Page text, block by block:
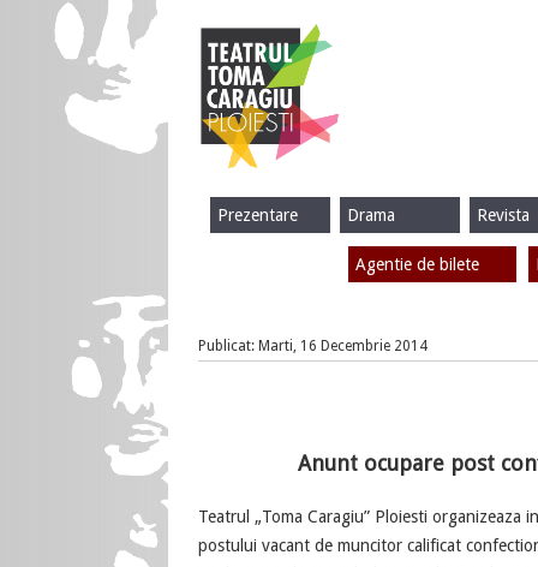
Revista
Drama
Prezentare
Agentie de bilete
Publicat: Marti, 16 Decembrie 2014
Anunt ocupare post
Teatrul „Toma Caragiu” Ploiesti
postului vacant de muncitor calificat